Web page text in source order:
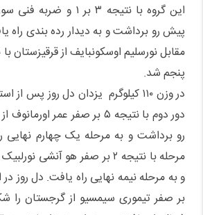
این گروه با نتیجه ۳ بر ۱
پیش رو برداشت و به دیدار رده بندی راه
پنجم شد.
در وزن ۱۱۰ کیلوگرم یزدان دل روز پس
دور دوم با نتیجه ۵ بر صفر عمر
رو برداشت و به مرحله یک چهارم نهایی
مرحله با نتیجه ۲ بر صفر هو آنشی
بر صفر تیموری سیمسیو از گرجستان را